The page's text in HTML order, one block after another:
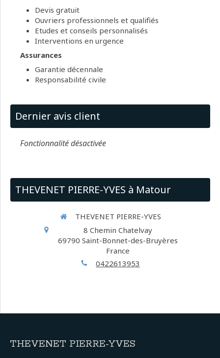
Devis gratuit
Ouvriers professionnels et qualifiés
Etudes et conseils personnalisés
Interventions en urgence
Assurances
Garantie décennale
Responsabilité civile
Dernier avis client
Fonctionnalité désactivée
THEVENET PIERRE-YVES à Matour
THEVENET PIERRE-YVES
8 Chemin Chatelvay
69790 Saint-Bonnet-des-Bruyères
France
0422613953
THEVENET PIERRE-YVES